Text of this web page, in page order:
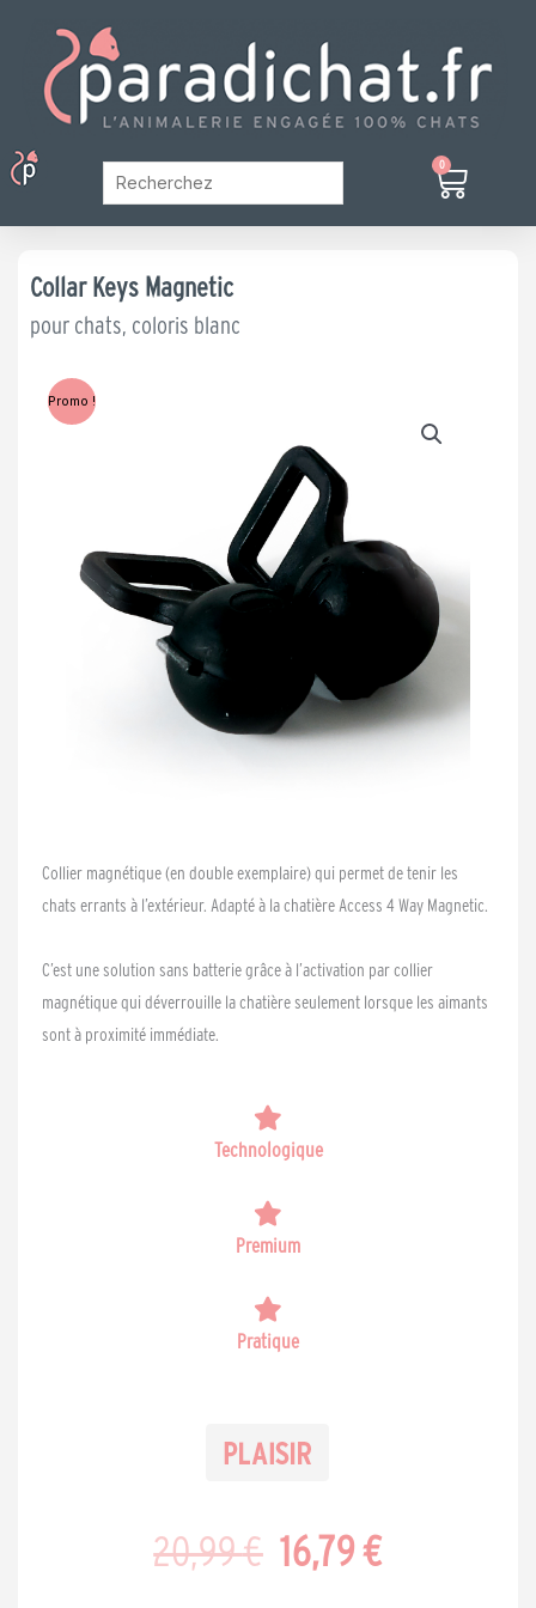
contenu
Menu 0
Panier
Collar Keys Magnetic
pour chats, coloris blanc
Promo !
Collier magnétique (en double exemplaire) qui permet de tenir les
chats errants à l’extérieur. Adapté à la chatière Access 4 Way Magnetic.
C’est une solution sans batterie grâce à l’activation par collier
magnétique qui déverrouille la chatière seulement lorsque les aimants
sont à proximité immédiate.
Technologique
Premium
Pratique
20,99€ Le
16,79€Le